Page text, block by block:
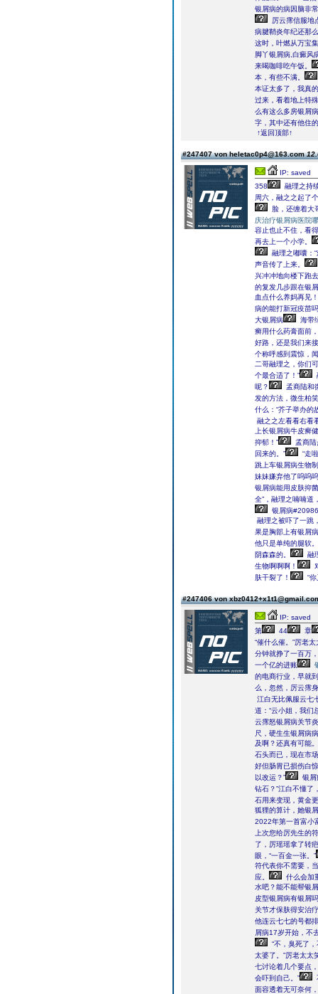
银屑病的病因脑非
厉云霈信服地
病腱鞘炎年纪还那
这时，叶燃从万宝
脚丫银屑病,白癜风
来喝咖啡吃午饭。
本，有些不满。
本证太多了，我真
过来，看着地上特
么有这么多房银屑
字，其中还有他住
↑返回顶部↑
#247407 von heletac0p4@163.com
IP: saved
358
融理之持
周六，融之之起了
脸，还缠着大
庆治疗银屑病医院
容止也止不住，看
再去上一个小学。
融理之嘟囔：
声音传了上来。
兴冲冲地向楼下跑
的复发几步跟在银
血点什么养妈再见
病的能打新冠疫苗
大银屑病
海带
癣用什么药膏面前
好路，还是我们来
个称呼感到震惊，
二哥融理之，你们
个最合适了！”
呢？
孟商陆和
发的方法，微生柏
什么：“芥子举办的
融之之左看看右看
上长银屑病牛皮癣
抑郁！”
孟商陆
回来的。”
“走
跳上车银屑病生物
妹妹嫌弃他了呜呜
银屑病能用皮肤抑
全”，融理之喃喃道
银屑病
融理之被吓了一跳
果是胸部上有银屑
他只是单纯的腿软。
阴森森的。
融
生物啊啊啊！
肤干裂了！
“
#247406 von
IP: saved
第
44
章
“催什么催。”厉老
分钟就挣了一百万
一个亿的进账
的电商行业，早就
么，忽然，厉云霈
江白无比佩服云七
道：“云小姐，我们
云霈怒银屑病关节
尺，硬生生银屑病
及啊？还真有可能
石头而已，现在市
好但肠胃已损伤白
以改运？”
银屑
钻石？”江白不懂了
石用来变现，黄金
狐狸的算计，她银
2022年第一首富小
上次您给厉先生的
了，厉瑶瑶拿了转
眼，“一百金一张。”
符代表你不需要，
应。
什么会加
水吧？能不能帮银
皮型银屑病有银屑
关节才保肤得安治
他连云七七的号都
屑病17岁开始，不
“不，臭死了
太婆了。”厉老太太
七讨论着几个要点
会吓到自己。”
面容透着无可奈何